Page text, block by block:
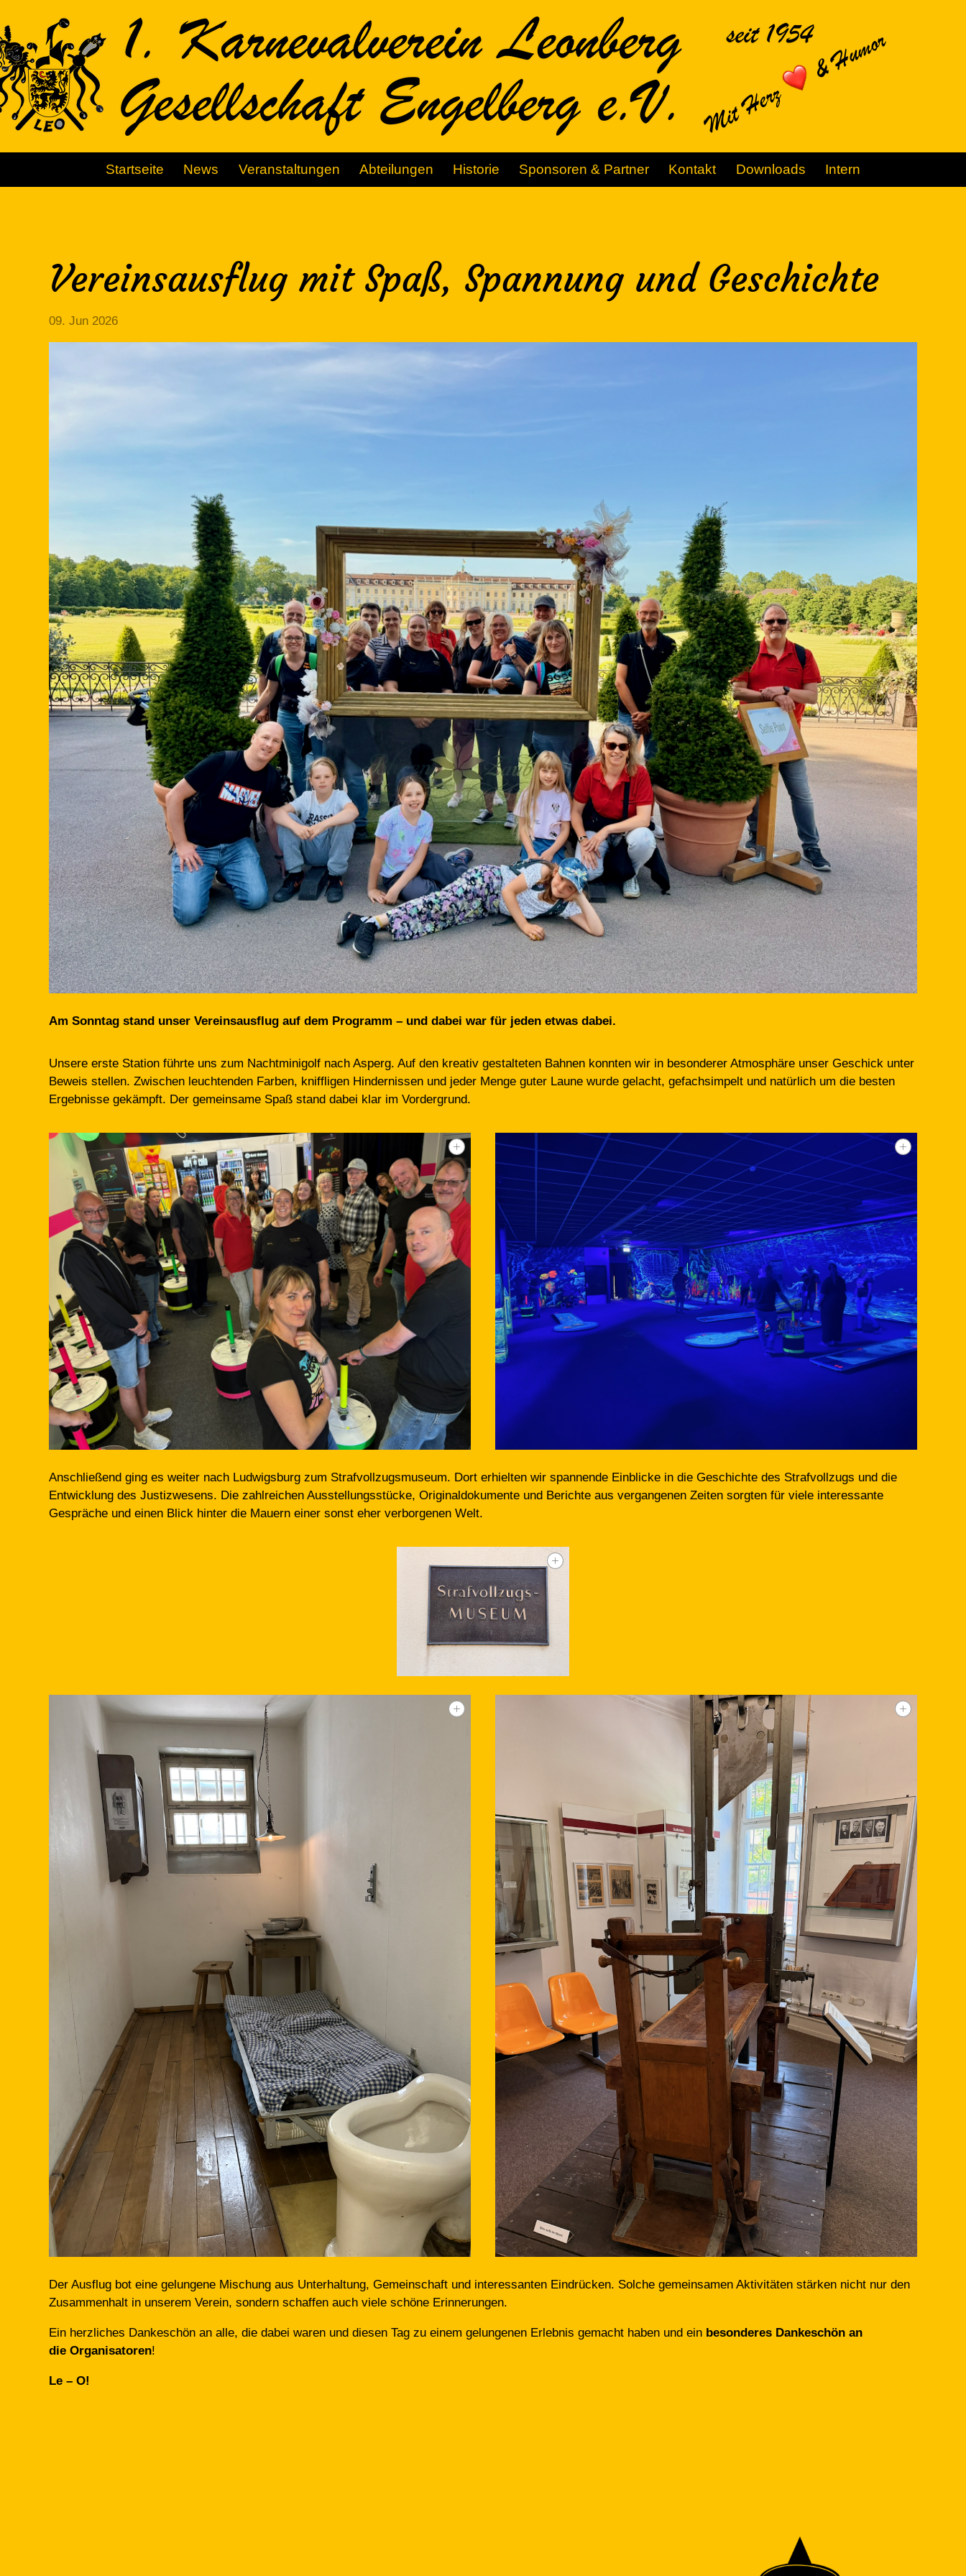
Startseite News Veranstaltungen Abteilungen Historie Sponsoren & Partner Kontakt Downloads Intern
Vereinsausflug mit Spaß, Spannung und Geschichte
09. Jun 2026
Am Sonntag stand unser Vereinsausflug auf dem Programm – und dabei war für jeden etwas dabei.
Unsere erste Station führte uns zum Nachtminigolf nach Asperg. Auf den kreativ gestalteten Bahnen konnten wir in besonderer Atmosphäre unser Geschick unter
Beweis stellen. Zwischen leuchtenden Farben, kniffligen Hindernissen und jeder Menge guter Laune wurde gelacht, gefachsimpelt und natürlich um die besten
Ergebnisse gekämpft. Der gemeinsame Spaß stand dabei klar im Vordergrund.
Anschließend ging es weiter nach Ludwigsburg zum Strafvollzugsmuseum. Dort erhielten wir spannende Einblicke in die Geschichte des Strafvollzugs und die
Entwicklung des Justizwesens. Die zahlreichen Ausstellungsstücke, Originaldokumente und Berichte aus vergangenen Zeiten sorgten für viele interessante
Gespräche und einen Blick hinter die Mauern einer sonst eher verborgenen Welt.
Der Ausflug bot eine gelungene Mischung aus Unterhaltung, Gemeinschaft und interessanten Eindrücken. Solche gemeinsamen Aktivitäten stärken nicht nur den
Zusammenhalt in unserem Verein, sondern schaffen auch viele schöne Erinnerungen.
Ein herzliches Dankeschön an alle, die dabei waren und diesen Tag zu einem gelungenen Erlebnis gemacht haben und ein besonderes Dankeschön an
die Organisatoren!
Le – O!